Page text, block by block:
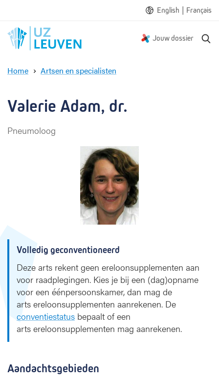
English | Français
Jouw dossier
Home Artsen en specialisten
e
A
d
a
m
Valerie Adam, dr.
Pneumoloog
Volledig geconventioneerd
Deze arts rekent geen ereloonsupplementen aan
voor raadplegingen. Kies je bij een (dag)opname
voor een éénpersoonskamer, dan mag de
arts ereloonsupplementen aanrekenen. De
conventiestatus bepaalt of een
arts ereloonsupplementen mag aanrekenen.
Aandachtsgebieden